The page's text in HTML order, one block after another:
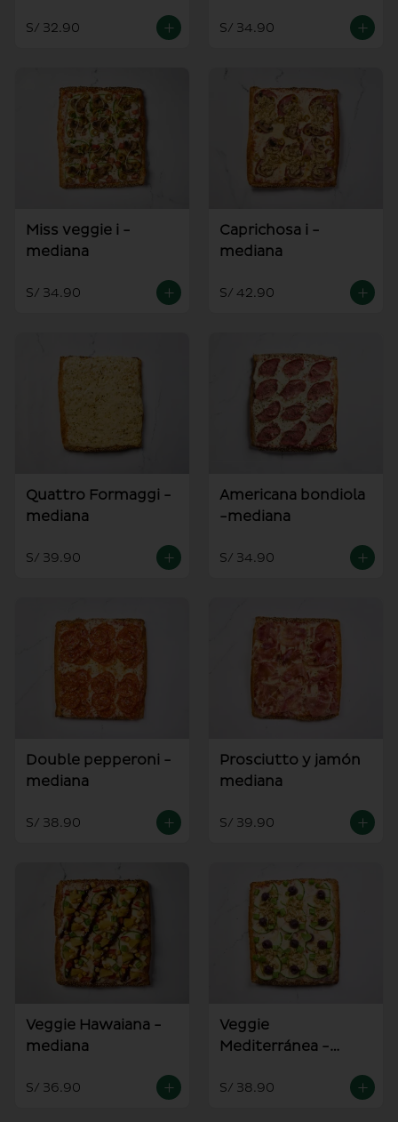
S/ 32.90 S/ 34.90
Miss veggie i -
mediana
S/ 34.90
Caprichosa i -
mediana
S/ 42.90
Quattro Formaggi -
mediana
S/ 39.90
Americana bondiola
-mediana
S/ 34.90
Double pepperoni -
mediana
S/ 38.90
Prosciutto y jamón
mediana
S/ 39.90
Veggie Hawaiana -
mediana
S/ 36.90
Veggie
Mediterránea -
S/ 38.90